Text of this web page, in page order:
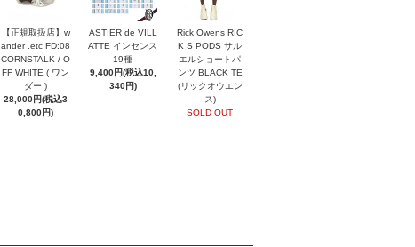
【正規取扱店】w
ander .etc FD:08
CORNSTALK / O
FF WHITE ( ワン
ダー )
28,000円(税込3
0,800円)
ASTIER de VILL
ATTE インセンス
19種
9,400円(税込10,
340円)
Rick Owens RIC
K S PODS サル
エルショートパ
ンツ BLACK TE
(リックオウエン
ス)
SOLD OUT